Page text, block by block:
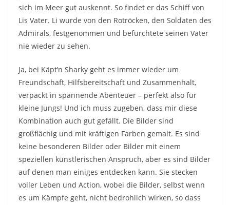
sich im Meer gut auskennt. So findet er das Schiff von
Lis Vater. Li wurde von den Rotröcken, den Soldaten des
Admirals, festgenommen und befürchtete seinen Vater
nie wieder zu sehen.
Ja, bei Käpt’n Sharky geht es immer wieder um
Freundschaft, Hilfsbereitschaft und Zusammenhalt,
verpackt in spannende Abenteuer – perfekt also für
kleine Jungs! Und ich muss zugeben, dass mir diese
Kombination auch gut gefällt. Die Bilder sind
großflächig und mit kräftigen Farben gemalt. Es sind
keine besonderen Bilder oder Bilder mit einem
speziellen künstlerischen Anspruch, aber es sind Bilder
auf denen man einiges entdecken kann. Sie stecken
voller Leben und Action, wobei die Bilder, selbst wenn
es um Kämpfe geht, nicht bedrohlich wirken, so dass